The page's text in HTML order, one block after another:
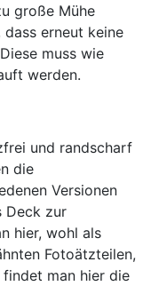
große Mühe
erneut keine
muss wie
werden.
und randscharf
die
Versionen
Deck zur
hier, wohl als
Fotoätzteilen,
findet man hier die